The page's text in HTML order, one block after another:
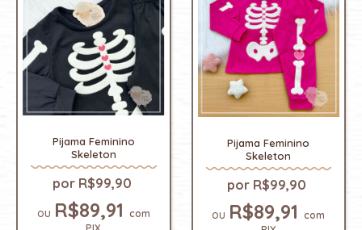
Pijama Feminino
Skeleton
R$99,90
R$89,91 com
Pijama Feminino
Skeleton
R$99,90
R$89,91com